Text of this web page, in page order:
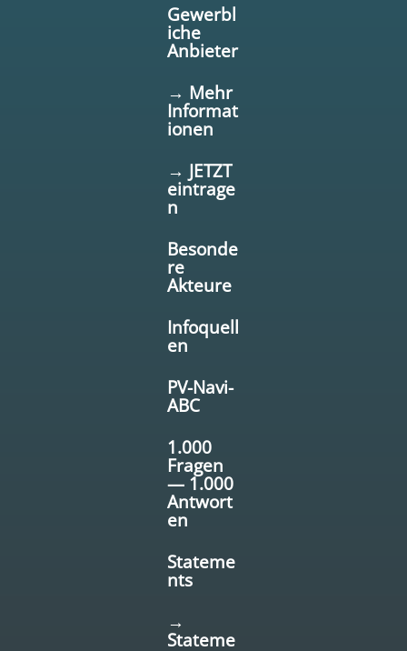
Gewerbl
iche
Anbieter
→ Mehr
Informat
ionen
→ JETZT
eintrage
n
Besonde
re
Akteure
Infoquell
en
PV-Navi-
ABC
1.000
Fragen
— 1.000
Antwort
en
Stateme
nts
→
Stateme